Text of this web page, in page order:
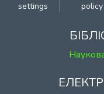
settings
policy